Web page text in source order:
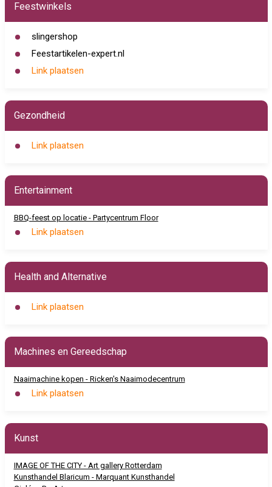
Feestwinkels
slingershop
Feestartikelen-expert.nl
Link plaatsen
Gezondheid
Link plaatsen
Entertainment
BBQ-feest op locatie - Partycentrum Floor
Link plaatsen
Health and Alternative
Link plaatsen
Machines en Gereedschap
Naaimachine kopen - Ricken's Naaimodecentrum
Link plaatsen
Kunst
IMAGE OF THE CITY - Art gallery Rotterdam
Kunsthandel Blaricum - Marquant Kunsthandel